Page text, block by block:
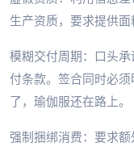
生产资质，要求提供面
模糊交付周期：口头
付条款。签合同时必
了，瑜伽服还在路上。
强制捆绑消费：要求